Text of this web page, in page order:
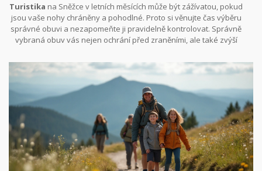
túr. A co údržba? Po každé túře nezapomeňte boty očistit a ošetřit
je kvalitním prostředkem na impregnaci, aby byla zajištěna jejich
dlouhá životnost.
Turistika na Sněžce v letních měsících může být zážívatou, pokud
jsou vaše nohy chráněny a pohodlné. Proto si věnujte čas výběru
správné obuvi a nezapomeňte ji pravidelně kontrolovat. Správně
vybraná obuv vás nejen ochrání před zraněními, ale také zvýší